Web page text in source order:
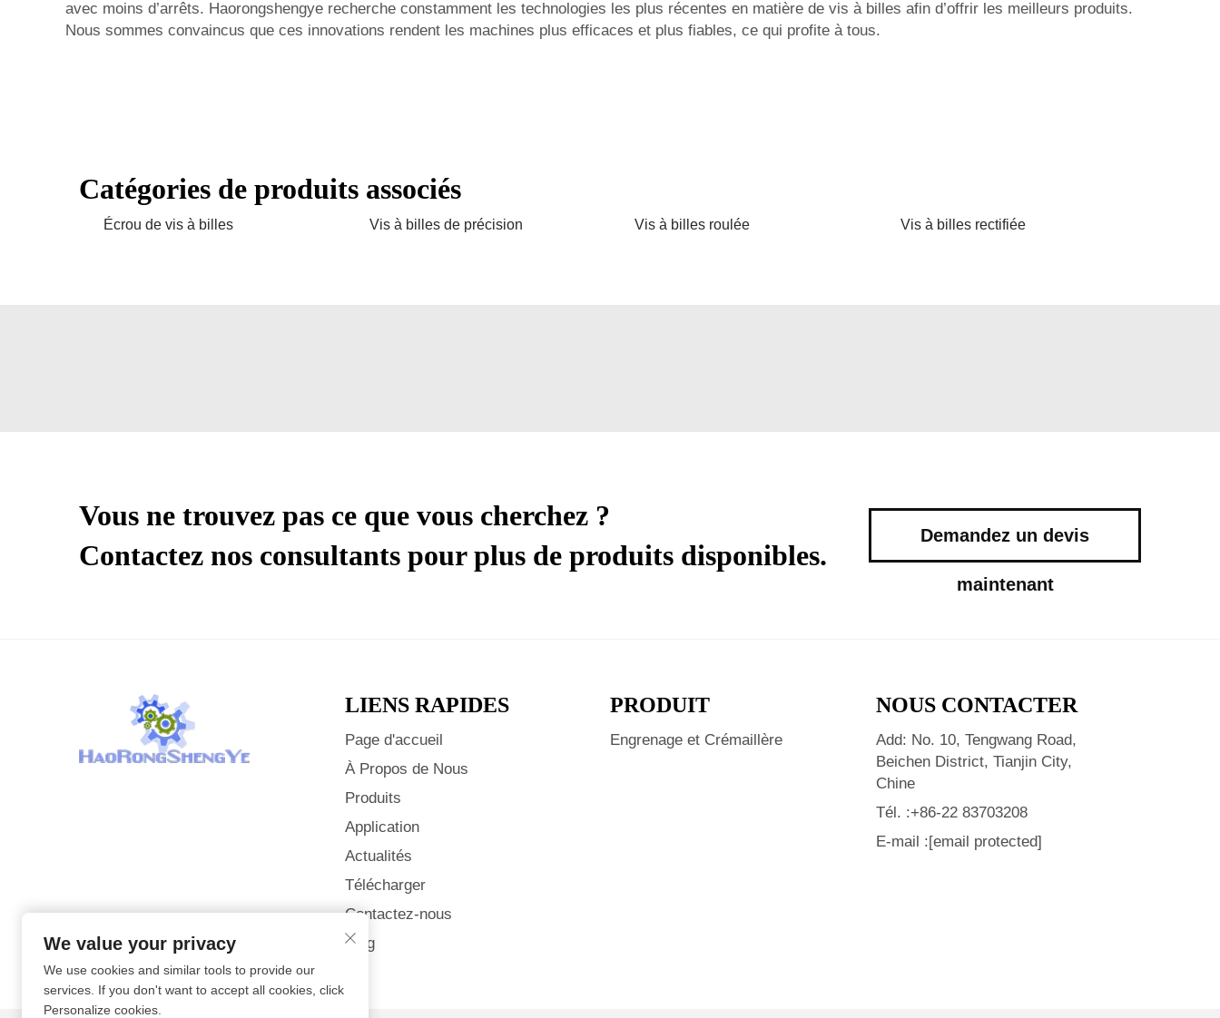
avec moins d’arrêts. Haorongshengye recherche constamment les technologies les plus récentes en matière de vis à billes afin d’offrir les meilleurs produits.
Nous sommes convaincus que ces innovations rendent les machines plus efficaces et plus fiables, ce qui profite à tous.
Catégories de produits associés
Écrou de vis à billes Vis à billes de précision Vis à billes roulée Vis à billes rectifiée
Vous ne trouvez pas ce que vous cherchez ?
Contactez nos consultants pour plus de produits disponibles.
Demandez un devis
maintenant
LIENS RAPIDES
Page d'accueil
À Propos de Nous
Produits
Application
Actualités
Télécharger
Contactez-nous
Blog
PRODUIT
Engrenage et Crémaillère
NOUS CONTACTER
Add: No. 10, Tengwang Road,
Beichen District, Tianjin City,
Chine
Tél. :+86-22 83703208
E-mail :[email protected]
We value your privacy
We use cookies and similar tools to provide our
services. If you don't want to accept all cookies, click
Personalize cookies.